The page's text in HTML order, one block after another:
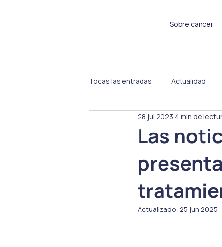
Sobre cáncer
Todas las entradas Actualidad
Sin categoría Proyectos
Las
28 jul 2023 4 min de
Actualizado: 25 jun 2025